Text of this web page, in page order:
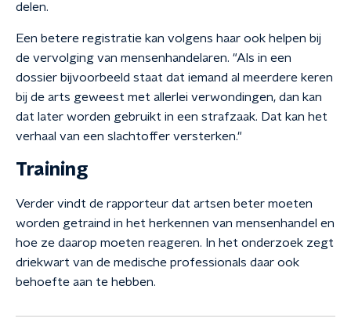
delen.
Een betere registratie kan volgens haar ook helpen bij
de vervolging van mensenhandelaren. "Als in een
dossier bijvoorbeeld staat dat iemand al meerdere keren
bij de arts geweest met allerlei verwondingen, dan kan
dat later worden gebruikt in een strafzaak. Dat kan het
verhaal van een slachtoffer versterken."
Training
Verder vindt de rapporteur dat artsen beter moeten
worden getraind in het herkennen van mensenhandel en
hoe ze daarop moeten reageren. In het onderzoek zegt
driekwart van de medische professionals daar ook
behoefte aan te hebben.